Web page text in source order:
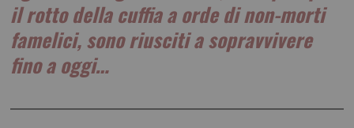
il rotto della cuffia a orde di non-morti
famelici, sono riusciti a sopravvivere
fino a oggi…